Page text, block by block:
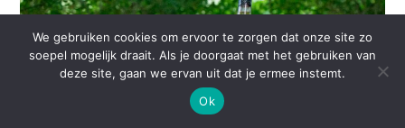
We gebruiken cookies om ervoor te zorgen dat onze site zo
soepel mogelijk draait. Als je doorgaat met het gebruiken van
deze site, gaan we ervan uit dat je ermee instemt.
Ok